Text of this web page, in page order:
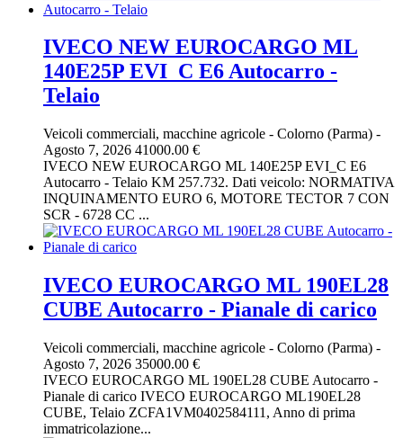
IVECO NEW EUROCARGO ML
140E25P EVI_C E6 Autocarro -
Telaio
Veicoli commerciali, macchine agricole - Colorno (Parma) -
Agosto 7, 2026 41000.00 €
IVECO NEW EUROCARGO ML 140E25P EVI_C E6
Autocarro - Telaio KM 257.732. Dati veicolo: NORMATIVA
INQUINAMENTO EURO 6, MOTORE TECTOR 7 CON
SCR - 6728 CC ...
IVECO EUROCARGO ML 190EL28
CUBE Autocarro - Pianale di carico
Veicoli commerciali, macchine agricole - Colorno (Parma) -
Agosto 7, 2026 35000.00 €
IVECO EUROCARGO ML 190EL28 CUBE Autocarro -
Pianale di carico IVECO EUROCARGO ML190EL28
CUBE, Telaio ZCFA1VM0402584111, Anno di prima
immatricolazione...